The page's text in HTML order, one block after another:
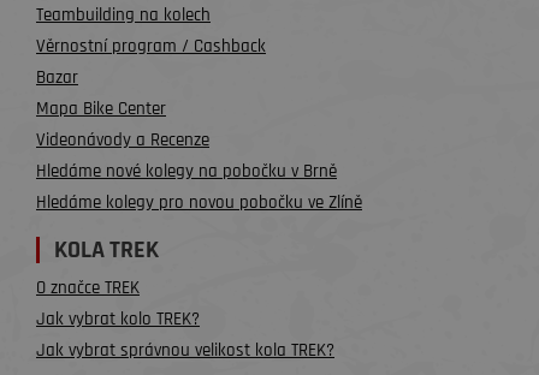
Teambuilding na kolech
Věrnostní program / Cashback
Bazar
Mapa Bike Center
Videonávody a Recenze
Hledáme nové kolegy na pobočku v Brně
Hledáme kolegy pro novou pobočku ve Zlíně
KOLA TREK
O značce TREK
Jak vybrat kolo TREK?
Jak vybrat správnou velikost kola TREK?